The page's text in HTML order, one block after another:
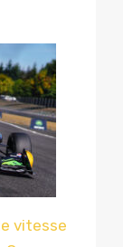
vitesse